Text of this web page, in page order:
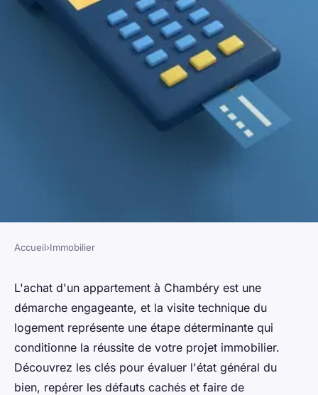
Achat immobilier à Chambéry
: l'importance de la visite du
logement
admin•24 avril 2024• 2 min de lecture
Accueil›Immobilier
L'achat d'un appartement à Chambéry est une
démarche engageante, et la visite technique du
logement représente une étape déterminante qui
conditionne la réussite de votre projet immobilier.
Découvrez les clés pour évaluer l'état général du
bien, repérer les défauts cachés et faire de